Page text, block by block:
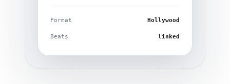
Format Hollywood
Beats linked